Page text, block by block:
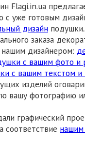
Flagi.in.ua
с уже готовым
дизайн подушки.
заказа
дизайнером:
с вашим фото и
с вашим текстом и
изделий
вашу фотографию
графический
соответствие